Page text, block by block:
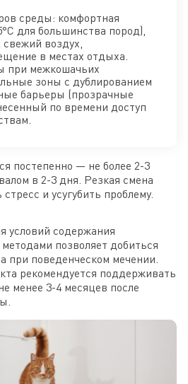
среды: комфортная
для большинства пород),
воздух,
в местах отдыха.
при межкошачьих
зоны с дублированием
барьеры (прозрачные
по времени доступ
постепенно — не более 2-3
в 2-3 дня. Резкая смена
и усугубить проблему.
условий содержания
позволяет добиться
при поведенческом мечении.
рекомендуется поддерживать
менее 3-4 месяцев после